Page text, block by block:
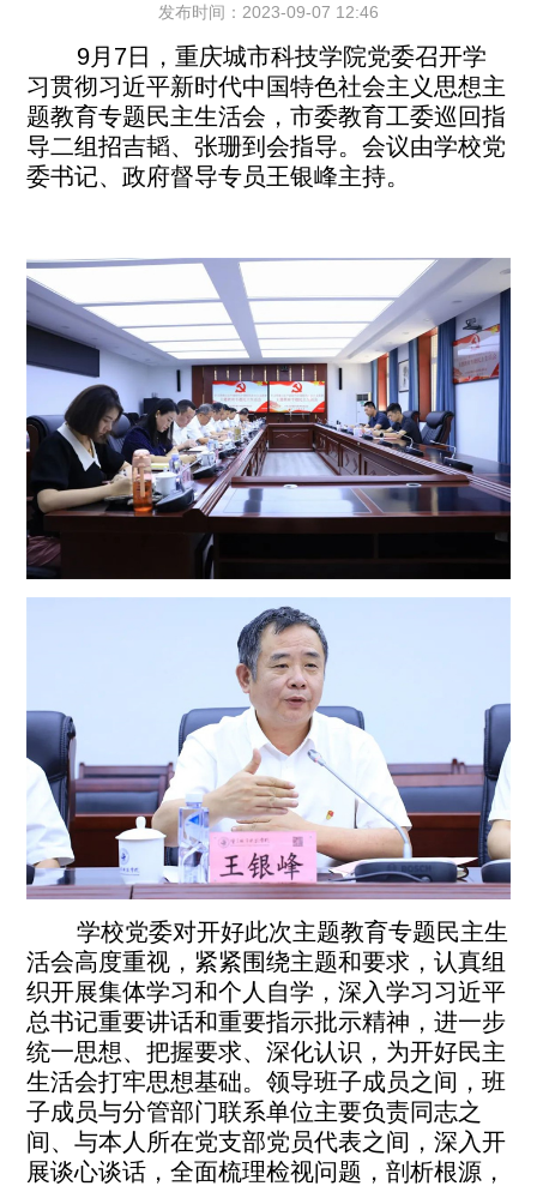
发布时间：2023-09-07 12:46
9月7日，重庆城市科技学院党委召开学
习贯彻习近平新时代中国特色社会主义思想主
题教育专题民主生活会，市委教育工委巡回指
导二组招吉韬、张珊到会指导。会议由学校党
委书记、政府督导专员王银峰主持。
学校党委对开好此次主题教育专题民主生
活会高度重视，紧紧围绕主题和要求，认真组
织开展集体学习和个人自学，深入学习习近平
总书记重要讲话和重要指示批示精神，进一步
统一思想、把握要求、深化认识，为开好民主
生活会打牢思想基础。领导班子成员之间，班
子成员与分管部门联系单位主要负责同志之
间、与本人所在党支部党员代表之间，深入开
展谈心谈话，全面梳理检视问题，剖析根源，